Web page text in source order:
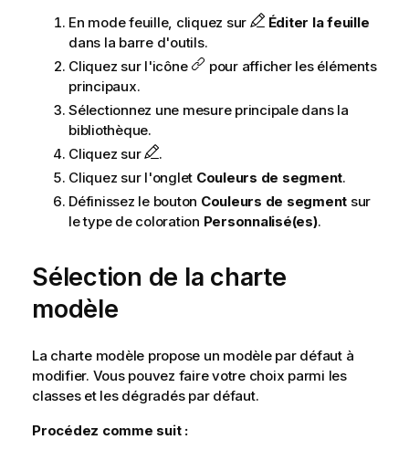
En mode feuille, cliquez sur
Éditer la feuille
dans la barre d'outils.
Cliquez sur l'icône
pour afficher les éléments
principaux.
Sélectionnez une mesure principale dans la
bibliothèque.
Cliquez sur
.
Cliquez sur l'onglet Couleurs de segment.
Définissez le bouton Couleurs de segment sur
le type de coloration Personnalisé(es).
Sélection de la charte
modèle
La charte modèle propose un modèle par défaut à
modifier. Vous pouvez faire votre choix parmi les
classes et les dégradés par défaut.
Procédez comme suit :